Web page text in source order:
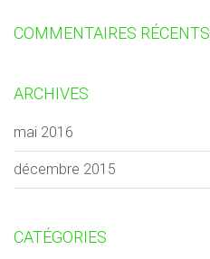
COMMENTAIRES RÉCENTS
ARCHIVES
mai 2016
décembre 2015
CATÉGORIES